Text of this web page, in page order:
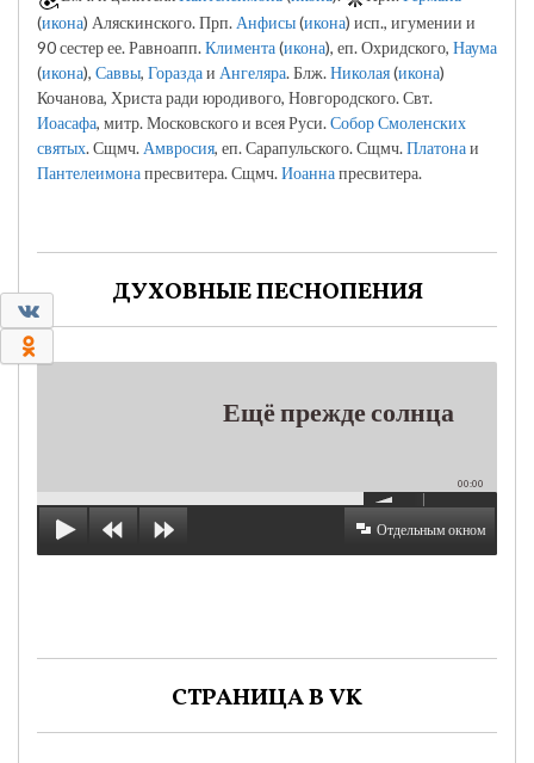
(икона) Аляскинского. Прп. Анфисы(икона) исп., игумении и
90 сестер ее. Равноапп.Климента(икона), еп. Охридского, Наума
(икона), Саввы, Гораздаи Ангеляра. Блж.Николая(икона)
Кочанова, Христа ради юродивого, Новгородского. Свт.
Иоасафа, митр. Московского и всея Руси.Собор Смоленских
святых. Сщмч. Амвросия, еп. Сарапульского. Сщмч.Платонаи
Пантелеимонапресвитера. Сщмч.Иоаннапресвитера.
ДУХОВНЫЕ ПЕСНОПЕНИЯ
Ещё прежде солнца
00:00
Отдельным окном
СТРАНИЦА В VK